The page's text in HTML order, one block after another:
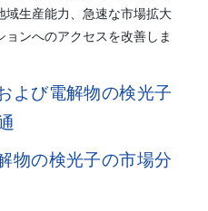
域生産能力、急速な市場拡大
ンへのアクセスを改善しま
よび電解物の検光子
物の検光子の市場分